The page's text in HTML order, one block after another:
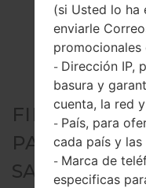
FIRMWARE
PARA GT-
(si Usted lo ha
enviarle
- Dirección IP,
basura y
cuenta, la red
- País, para
cada país y
- Marca de
especificas